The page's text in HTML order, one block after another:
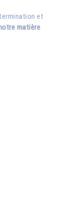
et
matière